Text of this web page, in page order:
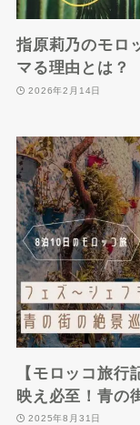
指原莉乃のモロ
マる理由とは？
2026年2月14日
【モロッコ旅
映え必至！青の
2025年8月31日